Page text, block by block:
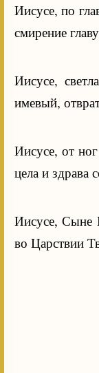
Иисусе, по
смирение
Иисусе,
имевый,
Иисусе, от
цела и здрава
Иисусе, Сыне
во Царствии